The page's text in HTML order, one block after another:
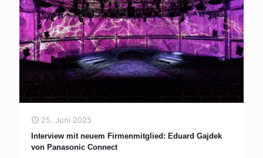
25. Juni 2025
Interview mit neuem Firmenmitglied: Eduard Gajdek
von Panasonic Connect